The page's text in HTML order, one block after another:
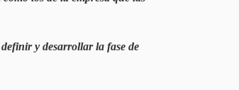
y desarrollar la fase de